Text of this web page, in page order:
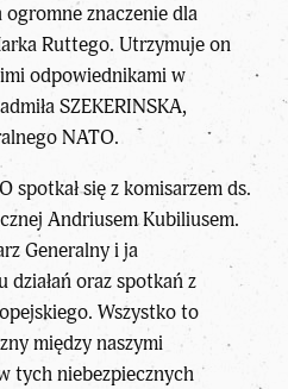
znaczenie dla
Ruttego. Utrzymuje on
odpowiednikami w
SZEKERINSKA,
NATO.
spotkał się z komisarzem ds.
Andriusem Kubiliusem.
Generalny i ja
działań oraz spotkań z
Wszystko to
między naszymi
tych niebezpiecznych